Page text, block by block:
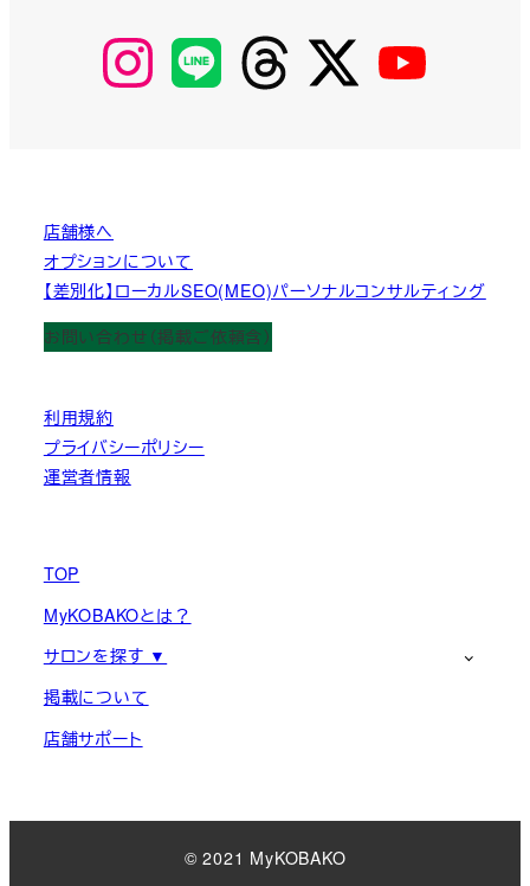
【Instagram】
MyKOBAKO
【LINE】 【threads】 【Twitter】
店舗様へ
オプションについて
【差別化】ローカルSEO(MEO)パーソナルコンサルティング
お問い合わせ（掲載ご依頼含）
利用規約
プライバシーポリシー
運営者情報
TOP
MyKOBAKOとは？
サロンを探す ▼
掲載について
店舗サポート
© 2021 MyKOBAKO